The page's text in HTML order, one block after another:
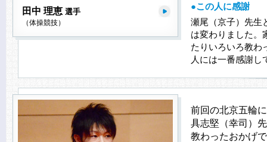
田中 理恵 選手
（体操競技）
●この人に感謝
瀬尾（京子）先生
は変わりました。
たりいろいろ教わ
人には一番感謝し
前回の北京五輪
具志堅（幸司）
教わったおかげ